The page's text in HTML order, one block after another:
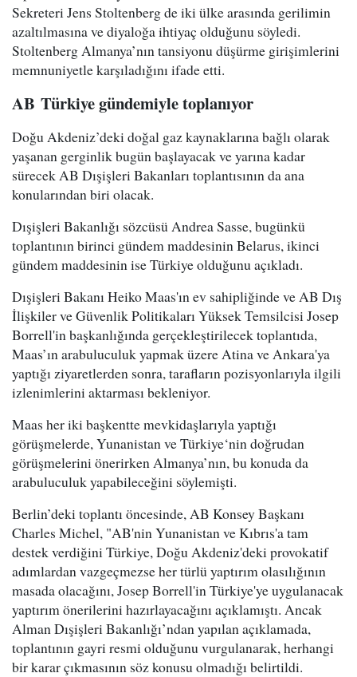
Sekreteri Jens Stoltenberg de iki ülke arasında gerilimin
azaltılmasına ve diyaloğa ihtiyaç olduğunu söyledi.
Stoltenberg Almanya’nın tansiyonu düşürme girişimlerini
memnuniyetle karşıladığını ifade etti.
AB Türkiye gündemiyle toplanıyor
Doğu Akdeniz’deki doğal gaz kaynaklarına bağlı olarak
yaşanan gerginlik bugün başlayacak ve yarına kadar
sürecek AB Dışişleri Bakanları toplantısının da ana
konularından biri olacak.
Dışişleri Bakanlığı sözcüsü Andrea Sasse, bugünkü
toplantının birinci gündem maddesinin Belarus, ikinci
gündem maddesinin ise Türkiye olduğunu açıkladı.
Dışişleri Bakanı Heiko Maas'ın ev sahipliğinde ve AB Dış
İlişkiler ve Güvenlik Politikaları Yüksek Temsilcisi Josep
Borrell'in başkanlığında gerçekleştirilecek toplantıda,
Maas’ın arabuluculuk yapmak üzere Atina ve Ankara'ya
yaptığı ziyaretlerden sonra, tarafların pozisyonlarıyla ilgili
izlenimlerini aktarması bekleniyor.
Maas her iki başkentte mevkidaşlarıyla yaptığı
görüşmelerde, Yunanistan ve Türkiye‘nin doğrudan
görüşmelerini önerirken Almanya’nın, bu konuda da
arabuluculuk yapabileceğini söylemişti.
Berlin’deki toplantı öncesinde, AB Konsey Başkanı
Charles Michel, "AB'nin Yunanistan ve Kıbrıs'a tam
destek verdiğini Türkiye, Doğu Akdeniz'deki provokatif
adımlardan vazgeçmezse her türlü yaptırım olasılığının
masada olacağını, Josep Borrell'in Türkiye'ye uygulanacak
yaptırım önerilerini hazırlayacağını açıklamıştı. Ancak
Alman Dışişleri Bakanlığı’ndan yapılan açıklamada,
toplantının gayri resmi olduğunu vurgulanarak, herhangi
bir karar çıkmasının söz konusu olmadığı belirtildi.